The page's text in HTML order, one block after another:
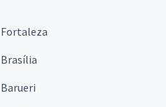
Fortaleza
Brasília
Barueri